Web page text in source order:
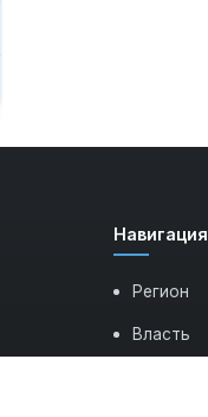
Навигация
Регион
Власть